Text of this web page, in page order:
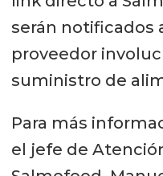
serán notificados
proveedor
suministro de
Para más
el jefe de